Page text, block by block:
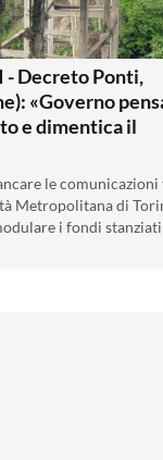
- Decreto Ponti,
«Governo
e dimentica il
le comunicazioni
Metropolitana di
i fondi